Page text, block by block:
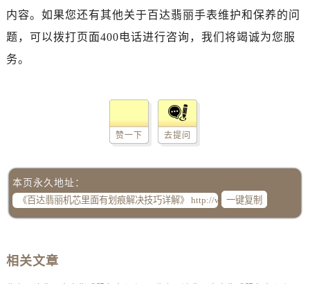
内容。如果您还有其他关于百达翡丽手表维护和保养的问
题，可以拨打页面400电话进行咨询，我们将竭诚为您服
务。
赞一下 去提问
本页永久地址：
一键复制
相关文章